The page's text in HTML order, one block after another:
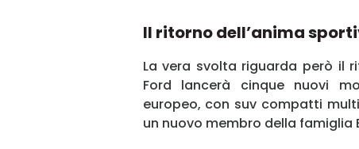
Il ritorno dell’anima
La vera svolta riguarda però il
Ford lancerà cinque nuovi
europeo, con suv compatti
un nuovo membro della